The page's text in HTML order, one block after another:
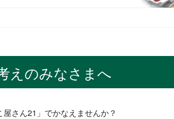
えのみなさまへ
さん21」でかなえませんか？